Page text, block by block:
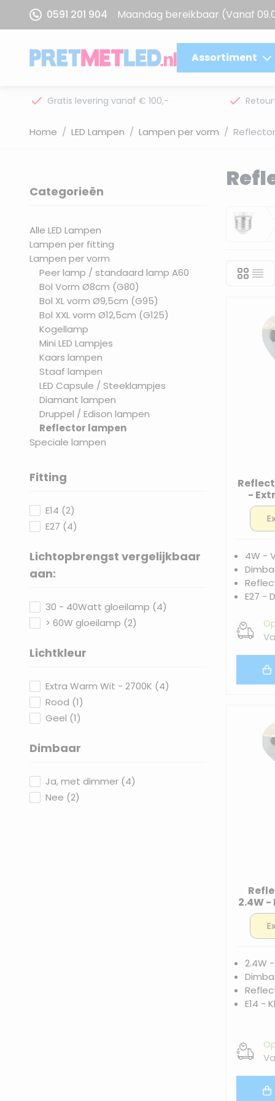
Ga naar de inhoud
0591 201 904 Maandag bereikbaar (Vanaf
Assortiment
Gratis levering vanaf € 100,-
Home / LED Lampen / Lampen per vorm /
Categorieën
Alle LED Lampen
Lampen per fitting
Lampen per vorm
Peer lamp / standaard lamp A60
Bol Vorm Ø8cm (G80)
Bol XL vorm Ø9,5cm (G95)
Bol XXL vorm Ø12,5cm (G125)
Kogellamp
Mini LED Lampjes
Kaars lampen
Staaf lampen
LED Capsule / Steeklampjes
Diamant lampen
Druppel / Edison lampen
Reflector lampen
Speciale lampen
Fitting
E14 (2products available
)
E27 (4products available
)
Lichtopbrengst vergelijkbaar
aan:
30 - 40Watt gloeilamp (4products available
)
> 60W gloeilamp (2products available
)
Lichtkleur
Extra Warm Wit - 2700K (4products available
)
Rood (1products available
)
Geel (1products available
)
Dimbaar
Ja, met dimmer (4products available
)
Nee (2products available
)
-
4W -
E27 -
2.4W
-
2.4W
E14 -